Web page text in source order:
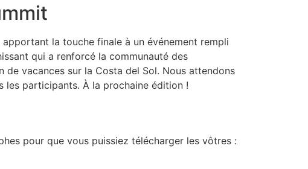
apportant la touche finale à un événement rempli
qui a renforcé la communauté des
vacances sur la Costa del Sol. Nous attendons
les participants. À la prochaine édition !
pour que vous puissiez télécharger les vôtres :